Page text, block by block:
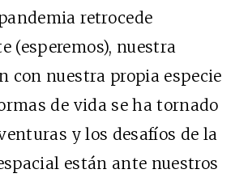
retrocede
(esperemos), nuestra
con nuestra propia especie
de vida se ha tornado
y los desafíos de la
están ante nuestros